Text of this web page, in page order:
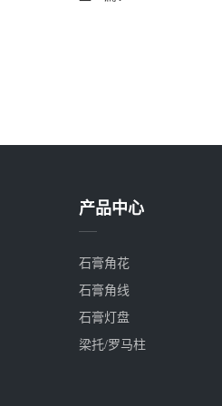
产品中心
石膏角花
石膏角线
石膏灯盘
梁托/罗马柱